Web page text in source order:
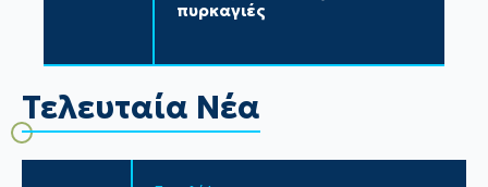
πυρκαγιές
Τελευταία Νέα